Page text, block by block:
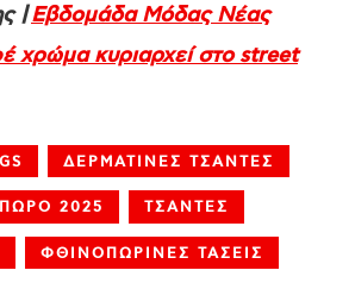
|Εβδομάδα Μόδας Νέας
χρώμα κυριαρχεί στο street
ΔΕΡΜΑΤΙΝΕΣ ΤΣΑΝΤΕΣ
2025 ΤΣΑΝΤΕΣ
ΦΘΙΝΟΠΩΡΙΝΕΣ ΤΑΣΕΙΣ